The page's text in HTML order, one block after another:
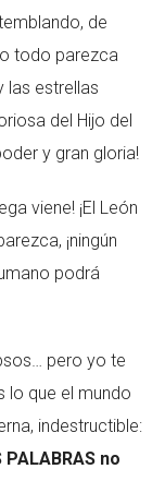
de
todo parezca
las estrellas
del Hijo del
y gran gloria!
viene! ¡El León
¡ningún
podrá
pero yo te
lo que el mundo
indestructible:
no